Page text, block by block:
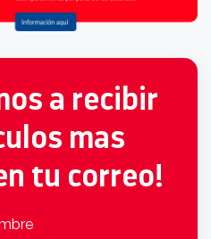
a recibir
mas
tu correo!
*